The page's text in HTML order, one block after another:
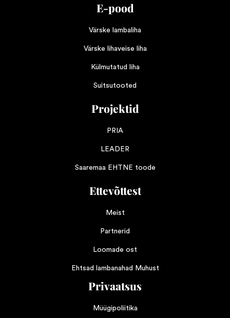
E-pood
Värske lambaliha
Värske lihaveise liha
Külmutatud liha
Suitsutooted
Projektid
PRIA
LEADER
Saaremaa EHTNE toode
Ettevõttest
Meist
Partnerid
Loomade ost
Ehtsad lambanahad Muhust
Privaatsus
Müügipoliitika